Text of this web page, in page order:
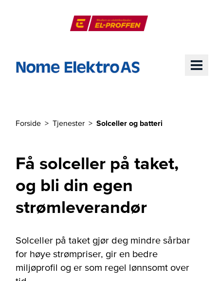
Forside Tjenester Solceller og batteri
Få solceller på taket,
og bli din egen
strømleverandør
Solceller på taket gjør deg mindre sårbar
for høye strømpriser, gir en bedre
miljøprofil og er som regel lønnsomt over